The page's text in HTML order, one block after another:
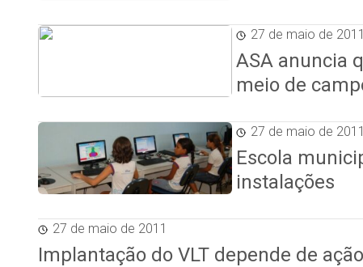
27 de maio de 2011
ASA anuncia
meio de
27 de maio de 2011
Escola
instalações
27 de maio de 2011
Implantação do VLT depende de